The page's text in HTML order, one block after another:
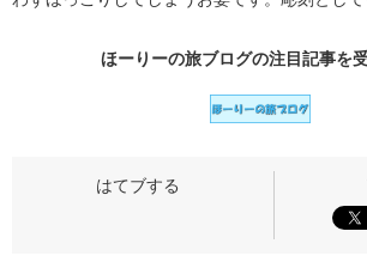
ほーりーの旅ブログの注目記事を